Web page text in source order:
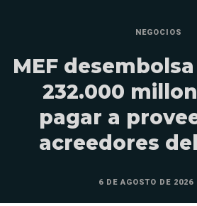
NEGOCIOS
MEF
232.000
pagar a
acreedores
6 DE AGOSTO DE 2026